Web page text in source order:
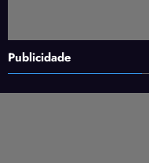
Publicidade